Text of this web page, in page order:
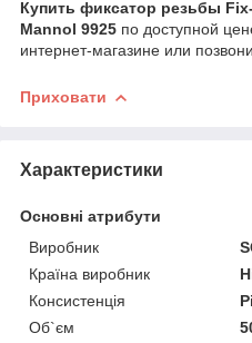
Купить фиксатор резьбы
Mannol 9925 по доступной
интернет-магазине или
Приховати
Характеристики
Основні атрибути
Виробник
Країна виробник
Консистенція
Об`єм